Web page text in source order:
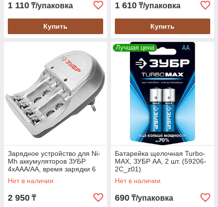
1 110 ₸/упаковка
Купить
1 610 ₸/упаковка
Купить
Зарядное устройство для Ni-
Mh аккумуляторов ЗУБР
4хААА/АА, время зарядки 6
часов (59233-4)
Нет в наличии
2 950 ₸
Лучшая цена
Батарейка щелочная Turbo-
MAX, ЗУБР AA, 2 шт. (59206-
2C_z01)
Нет в наличии
690 ₸/упаковка